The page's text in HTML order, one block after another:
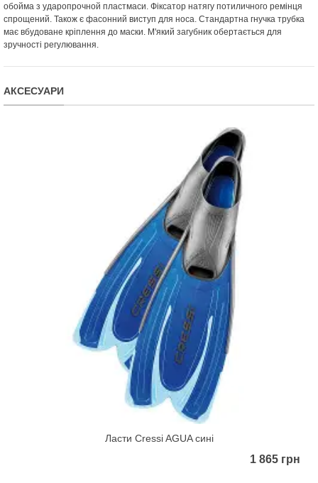
обойма з ударопрочной пластмаси. Фіксатор натягу потиличного ремінця
спрощений. Також є фасонний виступ для носа. Стандартна гнучка трубка
має вбудоване кріплення до маски. М'який загубник обертається для
зручності регулювання.
АКСЕСУАРИ
Ласти Cressi AGUA сині
1 865 грн